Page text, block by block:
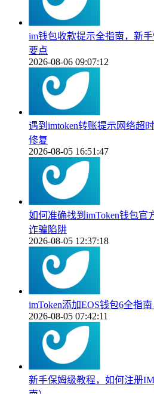
im钱包收款提示全指南，新
要点
2026-08-06 09:07:12
遇到imtoken转账提示网络超
修复
2026-08-05 16:51:47
如何准确找到imToken钱包官
诈骗陷阱
2026-08-05 12:37:18
imToken添加EOS钱包6全指
2026-08-05 07:42:11
新手保姆级教程，如何注册